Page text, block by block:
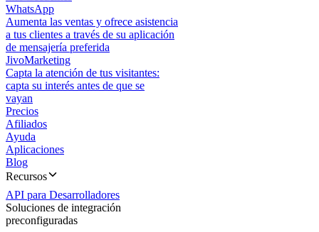
WhatsApp
Aumenta las ventas y ofrece asistencia
a tus clientes a través de su aplicación
de mensajería preferida
JivoMarketing
Capta la atención de tus visitantes:
capta su interés antes de que se
vayan
Precios
Afiliados
Ayuda
Aplicaciones
Blog
Recursos
API para Desarrolladores
Soluciones de integración
preconfiguradas